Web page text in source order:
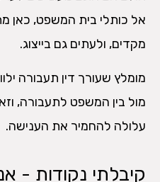
אל כותלי בית המשפט, כאן
מקדים, ולעתים גם בייצוג.
מומלץ שעורך דין תעבורה
מול בין המשפט לתעבורה,
עלולה להחמיר את הענישה.
קיבלתי נקודות -